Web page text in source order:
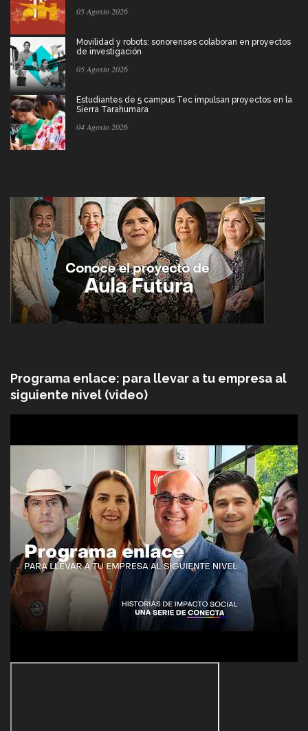
05 Agosto 2026
Movilidad y robots: sonorenses colaboran en proyectos
de investigación
05 Agosto 2026
Estudiantes de 5 campus Tec impulsan proyectos en la
Sierra Tarahumara
04 Agosto 2026
Programa enlace: para llevar a tu empresa al
siguiente nivel (video)